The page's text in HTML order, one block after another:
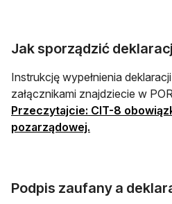
Jak sporządzić
Instrukcję wypełnienia
załącznikami znajdziecie w
Przeczytajcie: CIT-8
pozarządowej.
Podpis zaufany a